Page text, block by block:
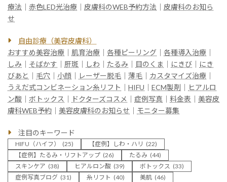
療法
赤色LED光治療 皮膚科のWEB予約方法
皮膚科のお知ら
せ
自由診療（美容皮膚科）
おすすめ美容治療
肌育治療 各種ピーリング 各種導入治療
しみ
そばかす 肝斑 しわ たるみ 目のくま にきび
にき
びあと
毛穴 小顔 レーザー脱毛 薄毛 カスタマイズ治療
うえだ式コンビネーション糸リフト
HIFU ECM製剤
ヒアルロ
ン酸
ボトックス ドクターズコスメ 症例写真 料金表
美容皮
膚科WEB予約
美容皮膚科のお知らせ モニター募集
注目のキーワード
HIFU（ハイフ） (25) 【症例】しわ・ハリ (22)
【症例】たるみ・リフトアップ (26) たるみ (44)
スキンケア (38) ヒアルロン酸 (39) ボトックス (33)
症例写真ブログ (31) 糸リフト (40) 美肌 (46)